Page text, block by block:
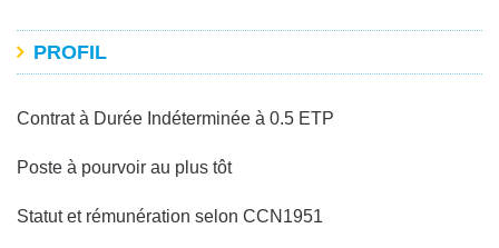
PROFIL
Contrat à Durée Indéterminée à 0.5 ETP
Poste à pourvoir au plus tôt
Statut et rémunération selon CCN1951